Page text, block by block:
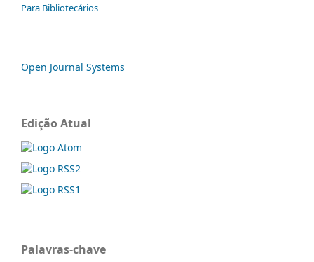
Para Bibliotecários
Open Journal Systems
Edição Atual
Palavras-chave